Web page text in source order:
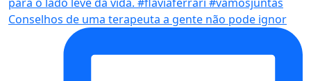
Conselhos de uma terapeuta a gente não pode ignor